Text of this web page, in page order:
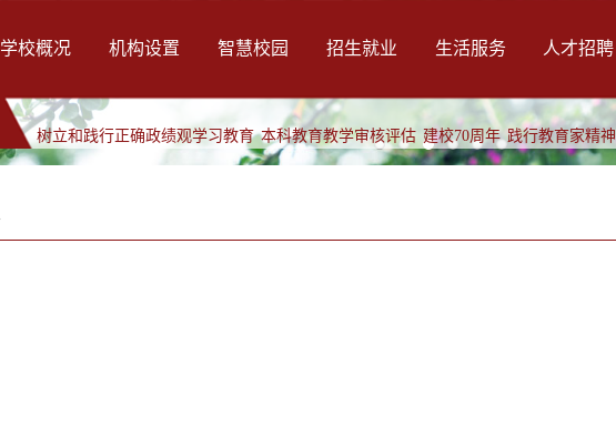
学校概况 机构设置 智慧校园 招生就业 生活服务 人才招聘
树立和践行正确政绩观学习教育 本科教育教学审核评估 建校70周年 践行教育家精神